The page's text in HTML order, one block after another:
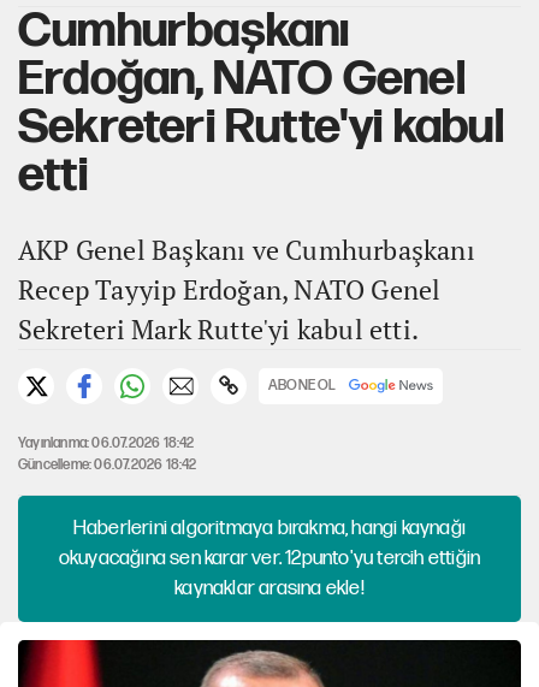
Cumhurbaşkanı
Erdoğan, NATO Genel
Sekreteri Rutte'yi kabul
etti
AKP Genel Başkanı ve Cumhurbaşkanı
Recep Tayyip Erdoğan, NATO Genel
Sekreteri Mark Rutte'yi kabul etti.
ABONE OL
Yayınlanma: 06.07.2026 18:42
Güncelleme: 06.07.2026 18:42
Haberlerini algoritmaya bırakma, hangi kaynağı
okuyacağına sen karar ver. 12punto'yu tercih ettiğin
kaynaklar arasına ekle!